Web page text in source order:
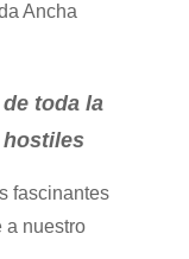
Ancha
toda la
fascinantes
a nuestro